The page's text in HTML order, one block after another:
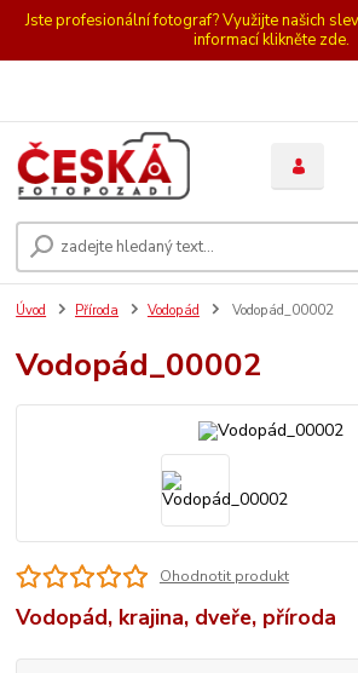
Jste profesionální fotograf? Využijte našich
informací klikněte zde.
Úvod Příroda Vodopád Vodopád_00002
Vodopád_00002
Ohodnotit produkt
Vodopád, krajina, dveře, příroda